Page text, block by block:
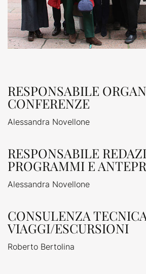
RESPONSABILE
CONFERENZE
Alessandra Novellone
RESPONSABILE
PROGRAMMI E
Alessandra Novellone
CONSULENZA
VIAGGI/ESCURSIONI
Roberto Bertolina